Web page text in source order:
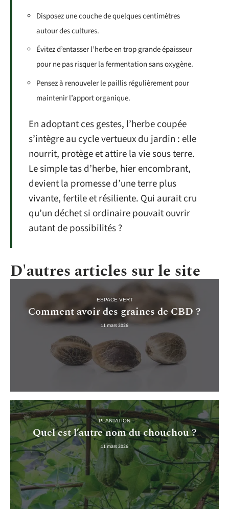
Disposez une couche de quelques centimètres
autour des cultures.
Évitez d’entasser l’herbe en trop grande épaisseur
pour ne pas risquer la fermentation sans oxygène.
Pensez à renouveler le paillis régulièrement pour
maintenir l’apport organique.
En adoptant ces gestes, l’herbe coupée
s’intègre au cycle vertueux du jardin : elle
nourrit, protège et attire la vie sous terre.
Le simple tas d’herbe, hier encombrant,
devient la promesse d’une terre plus
vivante, fertile et résiliente. Qui aurait cru
qu’un déchet si ordinaire pouvait ouvrir
autant de possibilités ?
D'autres articles sur le site
ESPACE VERT
Comment avoir des graines de CBD ?
11 mars 2026
PLANTATION
Quel est l’autre nom du chouchou ?
11 mars 2026